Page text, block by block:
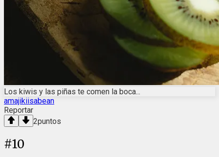
Los kiwis y las piñas te comen la boca...
amajikiisabean
Reportar
2puntos
#10